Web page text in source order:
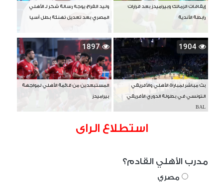
إيقافات الزمالك وبيراميدز بعد قرارات
رابطة الأندية
وليد الفراج يوجه رسالة شكر لـ الأهلي
المصري بعد تعديل تهنئة بطل آسيا
1904
بث مباشر لمباراة الأهلي والأفريقي
التونسي في بطولة الدوري الأفريقي
BAL
1897
المستبعدين من قائمة الأهلي لمواجهة
بيراميدز
استطلاع الراى
مدرب الأهلي القادم؟
مصري